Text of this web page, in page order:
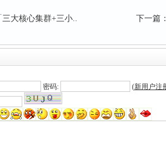
大核心集群+三小.. 下一篇
密码: (新用户注